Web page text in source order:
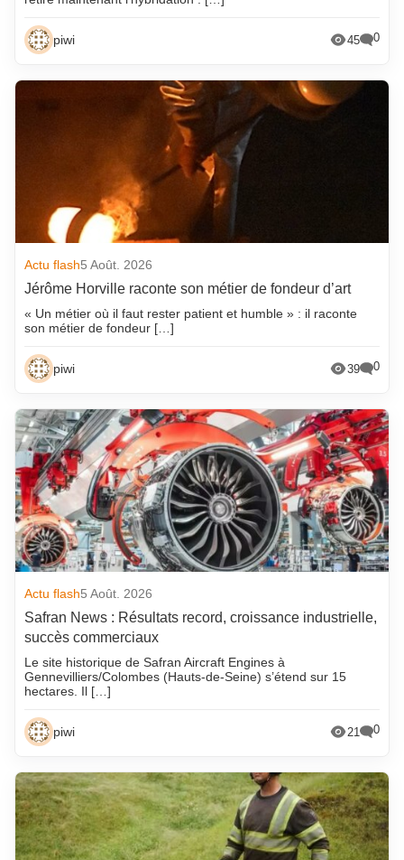
piwi 45 0
Actu flash5 Août. 2026
Jérôme Horville raconte son métier de fondeur d’art
« Un métier où il faut rester patient et humble » : il raconte
son métier de fondeur […]
piwi 39 0
Actu flash5 Août. 2026
Safran News : Résultats record, croissance industrielle,
succès commerciaux
Le site historique de Safran Aircraft Engines à
Gennevilliers/Colombes (Hauts-de-Seine) s’étend sur 15
hectares. Il […]
piwi 21 0